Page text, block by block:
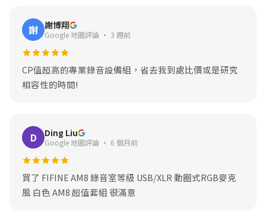
謝 謝博翔
Google 地圖評論 · 3 週前
CP值超高的專業錄音設備組，省去我到處比價或是研究
相容性的時間!
D Ding Liu
Google 地圖評論 · 6 個月前
買了 FIFINE AM8 錄音室等級 USB/XLR 動圈式RGB麥克
風 白色 AM8 超值套組 很滿意